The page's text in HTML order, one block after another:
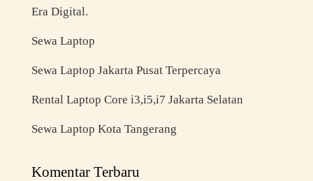
Era Digital.
Sewa Laptop
Sewa Laptop Jakarta Pusat Terpercaya
Rental Laptop Core i3,i5,i7 Jakarta Selatan
Sewa Laptop Kota Tangerang
Komentar Terbaru